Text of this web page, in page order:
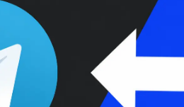
Colunas